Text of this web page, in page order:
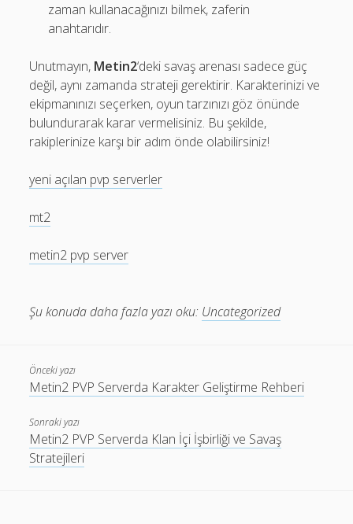
zaman kullanacağınızı bilmek, zaferin
anahtarıdır.
Unutmayın, Metin2‘deki savaş arenası sadece güç
değil, aynı zamanda strateji gerektirir. Karakterinizi ve
ekipmanınızı seçerken, oyun tarzınızı göz önünde
bulundurarak karar vermelisiniz. Bu şekilde,
rakiplerinize karşı bir adım önde olabilirsiniz!
yeni açılan pvp serverler
mt2
metin2 pvp server
Şu konuda daha fazla yazı oku: Uncategorized
Önceki yazı
Metin2 PVP Serverda Karakter Geliştirme Rehberi
Sonraki yazı
Metin2 PVP Serverda Klan İçi İşbirliği ve Savaş
Stratejileri